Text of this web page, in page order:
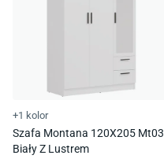
+1 kolor
Szafa Montana 120X205 Mt03
Biały Z Lustrem